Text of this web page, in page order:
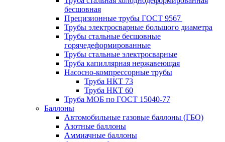
бесшовная
Прецизионные трубы ГОСТ 9567
Трубы электросварные большого диаметра
Трубы стальные бесшовные
горячедеформированные
Трубы стальные электросварные
Труба капиллярная нержавеющая
Насосно-компрессорные трубы
Труба НКТ 73
Труба НКТ 60
Труба МОБ по ГОСТ 15040-77
Баллоны
Автомобильные газовые баллоны (ГБО)
Азотные баллоны
Аммиачные баллоны